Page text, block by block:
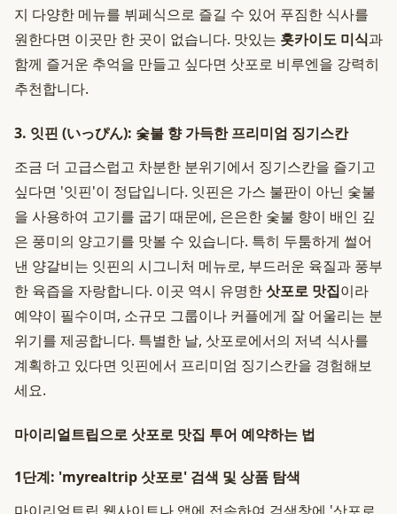
지 다양한 메뉴를 뷔페식으로 즐길 수 있어 푸짐한 식사를
원한다면 이곳만 한 곳이 없습니다. 맛있는 홋카이도 미식과
함께 즐거운 추억을 만들고 싶다면 삿포로 비루엔을 강력히
추천합니다.
3. 잇핀 (いっぴん): 숯불 향 가득한 프리미엄 징기스칸
조금 더 고급스럽고 차분한 분위기에서 징기스칸을 즐기고
싶다면 '잇핀'이 정답입니다. 잇핀은 가스 불판이 아닌 숯불
을 사용하여 고기를 굽기 때문에, 은은한 숯불 향이 배인 깊
은 풍미의 양고기를 맛볼 수 있습니다. 특히 두툼하게 썰어
낸 양갈비는 잇핀의 시그니처 메뉴로, 부드러운 육질과 풍부
한 육즙을 자랑합니다. 이곳 역시 유명한삿포로 맛집이라
예약이 필수이며, 소규모 그룹이나 커플에게 잘 어울리는 분
위기를 제공합니다. 특별한 날, 삿포로에서의 저녁 식사를
계획하고 있다면 잇핀에서 프리미엄 징기스칸을 경험해보
세요.
마이리얼트립으로 삿포로 맛집 투어 예약하는 법
1단계: 'myrealtrip 삿포로' 검색 및 상품 탐색